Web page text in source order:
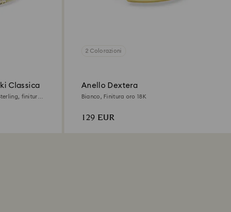
Classica
finitura
2 Colorazioni
Anello Dextera
Bianco, Finitura oro 18K
129 EUR